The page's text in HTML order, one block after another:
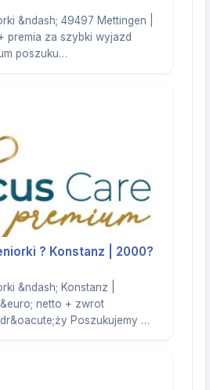
&ndash; 49497 Mettingen |
premia za szybki wyjazd
poszuku…
? Konstanz | 2000?
&ndash; Konstanz |
netto + zwrot
Poszukujemy …